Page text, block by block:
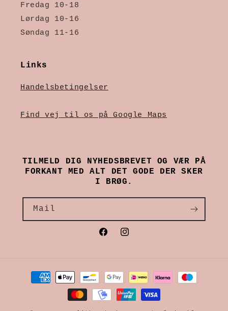
Fredag 10-18
Lørdag 10-16
Søndag 11-16
Links
Handelsbetingelser
Find vej til os på Google Maps
TILMELD DIG NYHEDSBREVET OG VÆR PÅ
FORKANT MED ALT DET GODE DER SKER
I BRØG.
Mail
FacebookInstagram
Betalingsmetoder